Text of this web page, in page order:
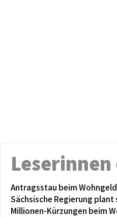
Antragsstau beim
Sächsische Regierung
Millionen-Kürzungen beim